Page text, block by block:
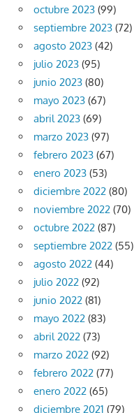
octubre 2023 (99)
septiembre 2023 (72)
agosto 2023 (42)
julio 2023 (95)
junio 2023 (80)
mayo 2023 (67)
abril 2023 (69)
marzo 2023 (97)
febrero 2023 (67)
enero 2023 (53)
diciembre 2022 (80)
noviembre 2022 (70)
octubre 2022 (87)
septiembre 2022 (55)
agosto 2022 (44)
julio 2022 (92)
junio 2022 (81)
mayo 2022 (83)
abril 2022 (73)
marzo 2022 (92)
febrero 2022 (77)
enero 2022 (65)
diciembre 2021 (79)